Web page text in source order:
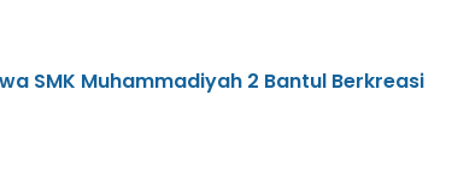
SMK Muhammadiyah 2 Bantul Berkreasi